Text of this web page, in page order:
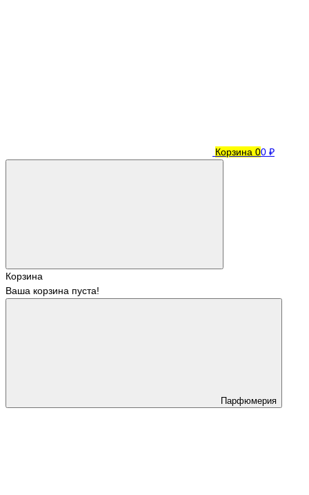
Корзина 00 ₽
Корзина
Ваша корзина пуста!
Парфюмерия